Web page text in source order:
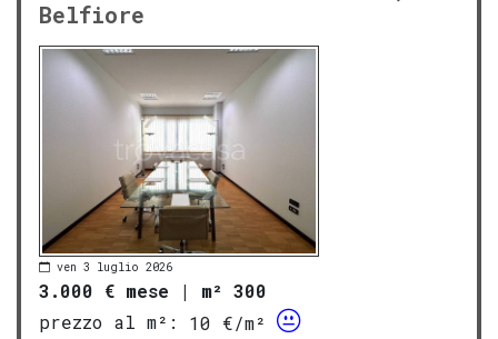
Belfiore
ven 3 luglio 2026
3.000 € mese | m² 300
prezzo al m²:
10 €/m²